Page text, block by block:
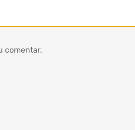
comentar.